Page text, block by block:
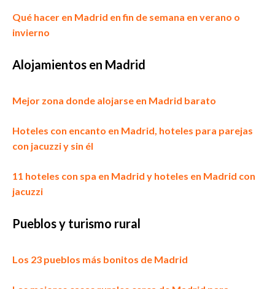
Qué hacer en Madrid en fin de semana en verano o
invierno
Alojamientos en Madrid
Mejor zona donde alojarse en Madrid barato
Hoteles con encanto en Madrid, hoteles para parejas
con jacuzzi y sin él
11 hoteles con spa en Madrid y hoteles en Madrid con
jacuzzi
Pueblosy turismo rural
Los 23 pueblos más bonitos de Madrid